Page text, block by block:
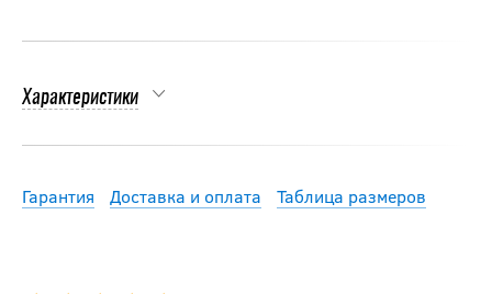
Характеристики
Гарантия Доставка и оплата Таблица размеров